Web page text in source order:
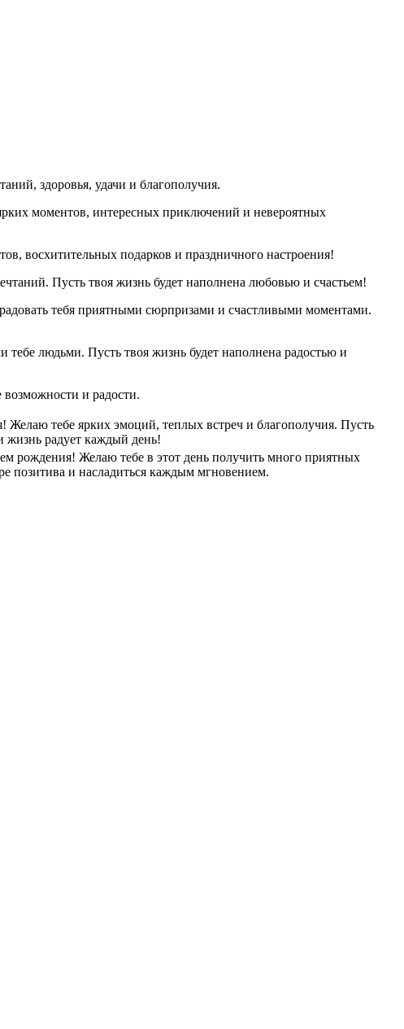
здоровья, удачи и благополучия.
моментов, интересных приключений и невероятных
восхитительных подарков и праздничного настроения!
Пусть твоя жизнь будет наполнена любовью и счастьем!
тебя приятными сюрпризами и счастливыми моментами.
людьми. Пусть твоя жизнь будет наполнена радостью и
и радости.
Желаю тебе ярких эмоций, теплых встреч и благополучия. Пусть
жизнь радует каждый день!
рождения! Желаю тебе в этот день получить много приятных
позитива и насладиться каждым мгновением.